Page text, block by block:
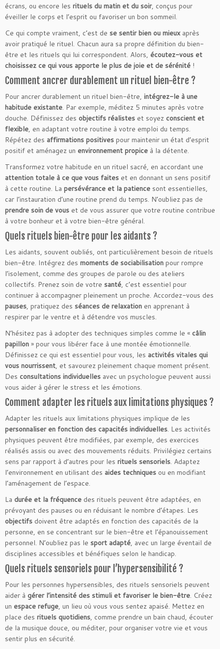
écrans, ou encore les rituels du matin et du soir, conçus pour
éveiller le corps et l’esprit ou favoriser un bon sommeil.
Ce qui compte vraiment, c’est de se sentir bien ou mieuxaprès
avoir pratiqué le rituel. Chacun aura sa propre définition du bien-
être et les rituels qui lui correspondent. Alors, écoutez-vous et
choisissez ce qui vous apporte le plus de joie et de sérénité !
Comment ancrer durablement un rituel bien-être ?
Pour ancrer durablement un rituel bien-être, intégrez-le à une
habitude existante. Par exemple, méditez 5 minutes après votre
douche. Définissez des objectifs réalistes et soyez conscient et
flexible, en adaptant votre routine à votre emploi du temps.
Répétez des affirmations positives pour maintenir un état d’esprit
positif et aménagez un environnement propice à la détente.
Transformez votre habitude en un rituel sacré, en accordant une
attention totale à ce que vous faites et en donnant un sens positif
à cette routine. La persévérance et la patience sont essentielles,
car l’instauration d’une routine prend du temps. N’oubliez pas de
prendre soin de vous et de vous assurer que votre routine contribue
à votre bonheur et à votre bien-être général.
Quels rituels bien-être pour les aidants ?
Les aidants, souvent oubliés, ont particulièrement besoin de rituels
bien-être. Intégrez des moments de sociabilisation pour rompre
l’isolement, comme des groupes de parole ou des ateliers
collectifs. Prenez soin de votre santé, c’est essentiel pour
continuer à accompagner pleinement un proche. Accordez-vous des
pauses, pratiquez des séances de relaxation en apprenant à
respirer par le ventre et à détendre vos muscles.
N’hésitez pas à adopter des techniques simples comme le « câlin
papillon » pour vous libérer face à une montée émotionnelle.
Définissez ce qui est essentiel pour vous, les activités vitales qui
vous nourrissent, et savourez pleinement chaque moment présent.
Des consultations individuelles avec un psychologue peuvent aussi
vous aider à gérer le stress et les émotions.
Comment adapter les rituels aux limitations physiques ?
Adapter les rituels aux limitations physiques implique de les
personnaliser en fonction des capacités individuelles. Les activités
physiques peuvent être modifiées, par exemple, des exercices
réalisés assis ou avec des mouvements réduits. Privilégiez certains
sens par rapport à d’autres pour les rituels sensoriels. Adaptez
l’environnement en utilisant des aides techniques ou en modifiant
l’aménagement de l’espace.
La durée et la fréquence des rituels peuvent être adaptées, en
prévoyant des pauses ou en réduisant le nombre d’étapes. Les
objectifs doivent être adaptés en fonction des capacités de la
personne, en se concentrant sur le bien-être et l’épanouissement
personnel. N’oubliez pas le sport adapté, avec un large éventail de
disciplines accessibles et bénéfiques selon le handicap.
Quels rituels sensoriels pour l’hypersensibilité ?
Pour les personnes hypersensibles, des rituels sensoriels peuvent
aider à gérer l’intensité des stimuli et favoriser le bien-être. Créez
un espace refuge, un lieu où vous vous sentez apaisé. Mettez en
place des rituels quotidiens, comme prendre un bain chaud, écouter
de la musique douce, ou méditer, pour organiser votre vie et vous
sentir plus en sécurité.